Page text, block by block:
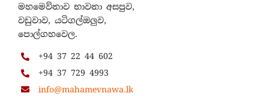
මහමෙව්නාව භාවනා අසපුව,
වඩුවාව, යටිගල්ඔලුව,
පොල්ගහවෙල.
+94 37 22 44 602
+94 37 729 4993
info@mahamevnawa.lk